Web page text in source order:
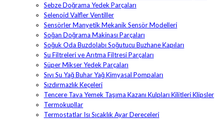
Sebze Doğrama Yedek Parçaları
Selenoid Valfler Ventiller
Sensörler Manyetik Mekanik Sensör Modelleri
Soğan Doğrama Makinası Parçaları
Soğuk Oda Buzdolabı Soğutucu Buzhane Kapıları
Su Filtreleri ve Arıtma Filtresi Parçaları
Süper Mikser Yedek Parçaları
Sıvı Su Yağ Buhar Yağ Kimyasal Pompaları
Sızdırmazlık Keçeleri
Tencere Tava Yemek Taşıma Kazanı Kulpları Kilitleri Klipsler
Termokupllar
Termostatlar Isı Sıcaklık Ayar Dereceleri